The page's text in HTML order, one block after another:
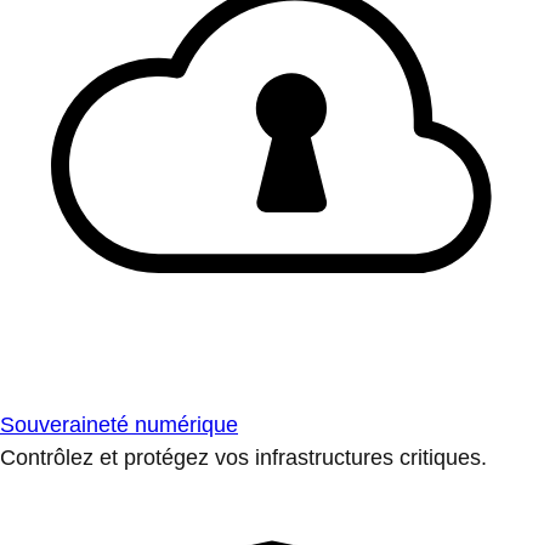
Souveraineté numérique
Contrôlez et protégez vos infrastructures critiques.